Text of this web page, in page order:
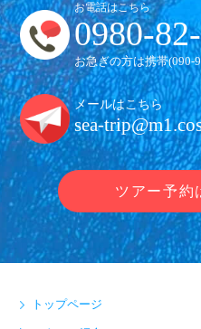
お電話はこちら
0980-
お急ぎの方は携帯(090-
メールはこちら
sea-
ツアー予約
トップページ